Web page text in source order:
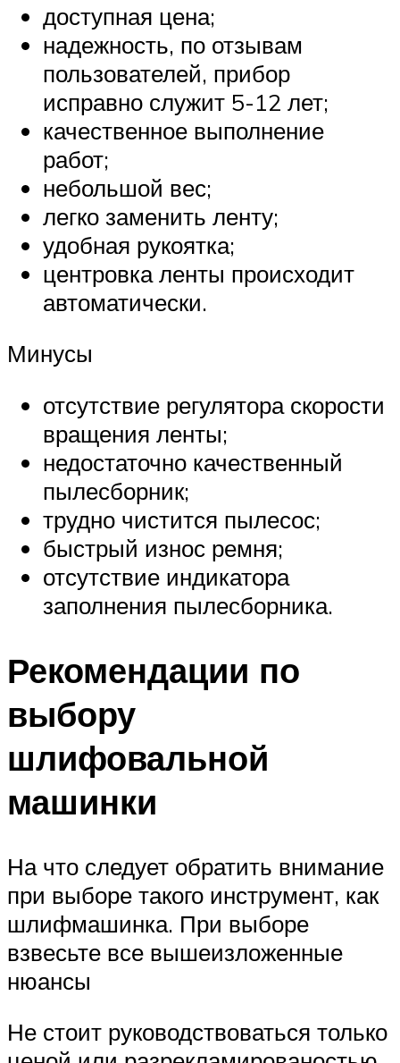
доступная цена;
надежность, по отзывам
пользователей, прибор
исправно служит 5-12 лет;
качественное выполнение
работ;
небольшой вес;
легко заменить ленту;
удобная рукоятка;
центровка ленты происходит
автоматически.
Минусы
отсутствие регулятора скорости
вращения ленты;
недостаточно качественный
пылесборник;
трудно чистится пылесос;
быстрый износ ремня;
отсутствие индикатора
заполнения пылесборника.
Рекомендации по
выбору
шлифовальной
машинки
На что следует обратить внимание
при выборе такого инструмент, как
шлифмашинка. При выборе
взвесьте все вышеизложенные
нюансы
Не стоит руководствоваться только